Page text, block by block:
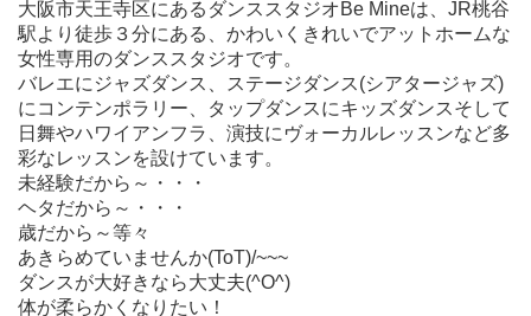
大阪市天王寺区にあるダンススタジオBe Mineは、JR桃谷
駅より徒歩３分にある、かわいくきれいでアットホームな
女性専用のダンススタジオです。
バレエにジャズダンス、ステージダンス(シアタージャズ)
にコンテンポラリー、タップダンスにキッズダンスそして
日舞やハワイアンフラ、演技にヴォーカルレッスンなど多
彩なレッスンを設けています。
未経験だから～・・・
ヘタだから～・・・
歳だから～等々
あきらめていませんか(ToT)/~~~
ダンスが大好きなら大丈夫(^O^)
体が柔らかくなりたい！